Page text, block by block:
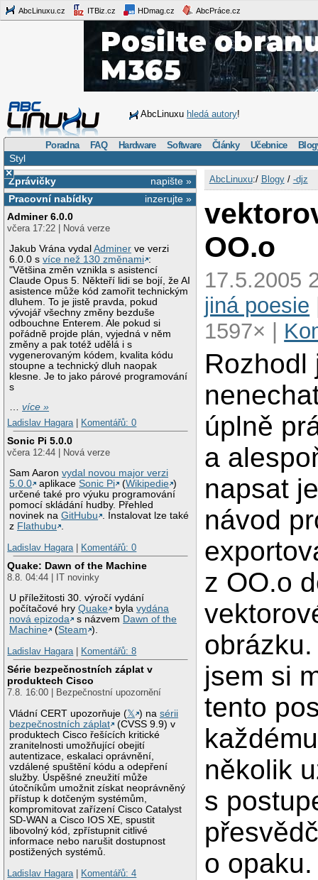
AbcLinuxu.cz ITBiz.cz HDmag.cz AbcPráce.cz
AbcLinuxu hledá autory!
Poradna FAQ Hardware Software Články Učebnice
Styl
×
napište »
Zprávičky
inzerujte »
Pracovní nabídky
Adminer 6.0.0
včera 17:22 | Nová verze
Jakub Vrána vydalAdminer ve verzi
6.0.0 svíce než 130 změnami :
"Většina změn vznikla s asistencí
Claude Opus 5. Někteří lidi se bojí, že AI
asistence může kód zamořit technickým
dluhem. To je jistě pravda, pokud
vývojář všechny změny bezduše
odbouchne Enterem. Ale pokud si
pořádně projde plán, vyjedná v něm
změny a pak totéž udělá i s
vygenerovaným kódem, kvalita kódu
stoupne a technický dluh naopak
klesne. Je to jako párové programování
s
…více »
Ladislav Hagara
Komentářů: 0
Sonic Pi 5.0.0
včera 12:44 | Nová verze
Sam Aaronvydal novou major verzi
5.0.0
aplikaceSonic Pi (Wikipedie )
určené také pro výuku programování
pomocí skládání hudby. Přehled
novinek naGitHubu . Instalovat lze také
z Flathubu .
Ladislav Hagara
Komentářů: 0
Quake: Dawn of the Machine
8.8. 04:44 | IT novinky
U příležitosti 30. výročí vydání
počítačové hryQuake bylavydána
nová epizoda
s názvem Dawn of the
Machine
(Steam ).
Ladislav Hagara
Komentářů: 8
Série bezpečnostních záplat v
produktech Cisco
7.8. 16:00 | Bezpečnostní upozornění
Vládní CERT upozorňuje (𝕏 ) nasérii
bezpečnostních záplat
(CVSS 9.9) v
produktech Cisco řešících kritické
zranitelnosti umožňující obejití
autentizace, eskalaci oprávnění,
vzdálené spuštění kódu a odepření
služby. Úspěšné zneužití může
útočníkům umožnit získat neoprávněný
přístup k dotčeným systémům,
kompromitovat zařízení Cisco Catalyst
SD-WAN a Cisco IOS XE, spustit
libovolný kód, zpřístupnit citlivé
informace nebo narušit dostupnost
postižených systémů.
Ladislav Hagara
Komentářů: 4
AbcLinuxu:/ Blogy/ -djz
OO.o
17.5.2005
jiná poesie
1597× |
Rozhodl
úplně
a
napsat
návod
z OO.o
jsem si
tento
několik
s
o opaku.